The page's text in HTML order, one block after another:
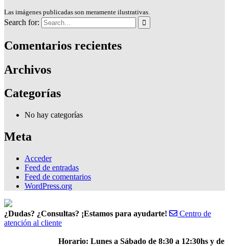
Las imágenes publicadas son meramente ilustrativas.
Search for:
Comentarios recientes
Archivos
Categorías
No hay categorías
Meta
Acceder
Feed de entradas
Feed de comentarios
WordPress.org
¿Dudas? ¿Consultas? ¡Estamos para ayudarte!
Centro de
atención al cliente
Horario: Lunes a Sábado de 8:30 a 12:30hs y de